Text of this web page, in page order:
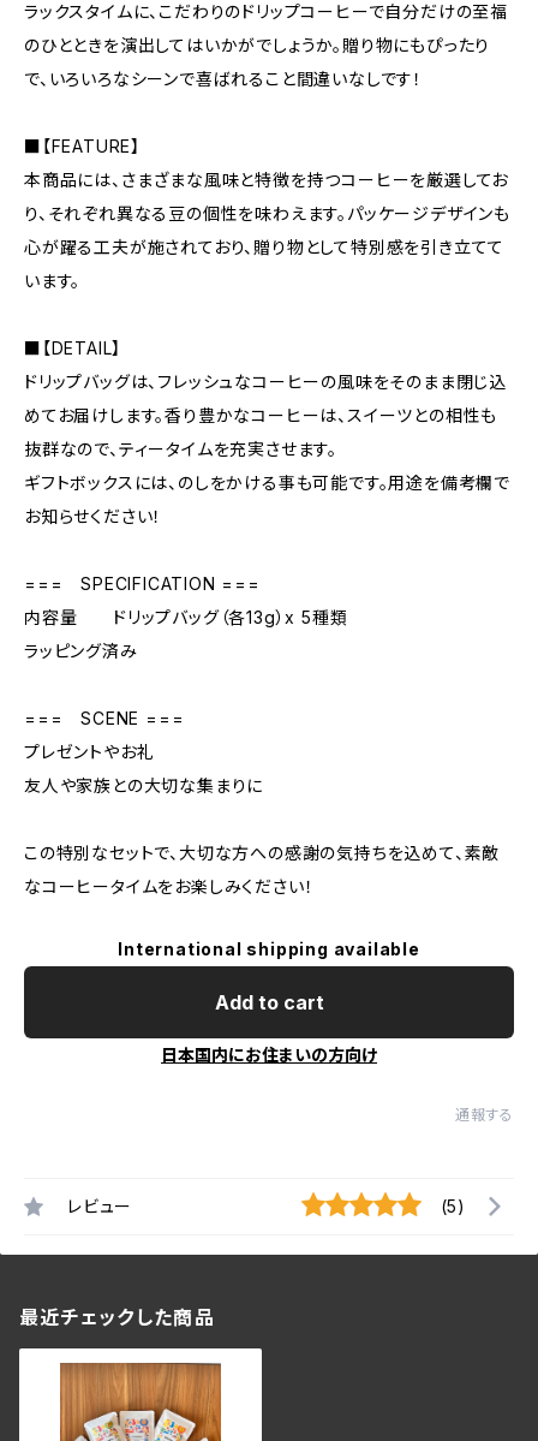
ラックスタイムに、こだわりのドリップコーヒーで自分だけの至福
のひとときを演出してはいかがでしょうか。贈り物にもぴったり
で、いろいろなシーンで喜ばれること間違いなしです！
■【FEATURE】
本商品には、さまざまな風味と特徴を持つコーヒーを厳選してお
り、それぞれ異なる豆の個性を味わえます。パッケージデザインも
心が躍る工夫が施されており、贈り物として特別感を引き立てて
います。
■【DETAIL】
ドリップバッグは、フレッシュなコーヒーの風味をそのまま閉じ込
めてお届けします。香り豊かなコーヒーは、スイーツとの相性も
抜群なので、ティータイムを充実させます。
ギフトボックスには、のしをかける事も可能です。用途を備考欄で
お知らせください！
=== SPECIFICATION ===
内容量 ドリップバッグ（各13g）x 5種類
ラッピング済み
=== SCENE ===
プレゼントやお礼
友人や家族との大切な集まりに
この特別なセットで、大切な方への感謝の気持ちを込めて、素敵
なコーヒータイムをお楽しみください！
International shipping available
Add to cart
日本国内にお住まいの方向け
通報する
レビュー (5)
最近チェックした商品